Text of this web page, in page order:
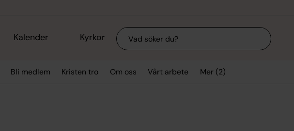
Kalender Kyrkor Sök
Bli medlem Kristen tro Om oss Vårt arbete Mer (2)